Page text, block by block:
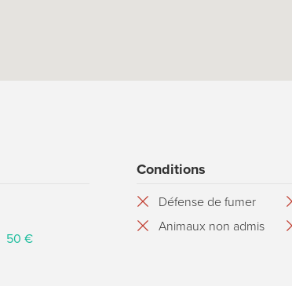
50 €
Conditions
Défense de fumer
Animaux non admis